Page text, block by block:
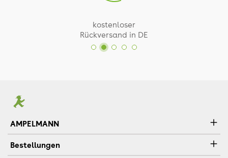
kostenloser
Rückversand in DE
AMPELMANN
Bestellungen